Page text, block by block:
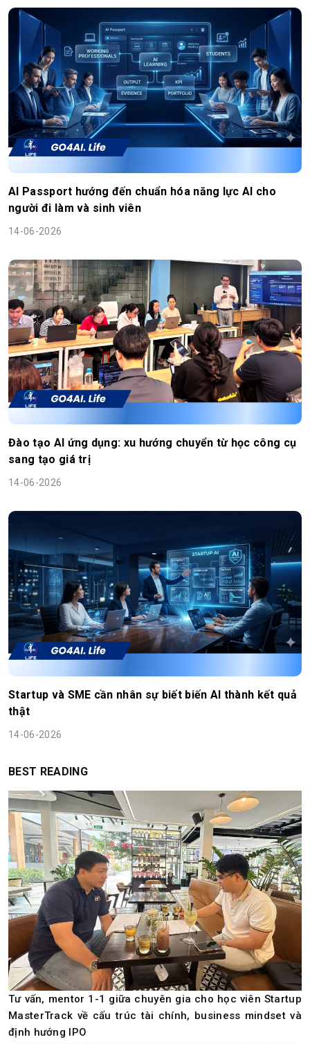
AI Passport hướng đến chuẩn hóa năng lực AI cho
người đi làm và sinh viên
14-06-2026
Đào tạo AI ứng dụng: xu hướng chuyển từ học công cụ
sang tạo giá trị
14-06-2026
Startup và SME cần nhân sự biết biến AI thành kết quả
thật
14-06-2026
BEST READING
Tư vấn, mentor 1-1 giữa chuyên gia cho học viên Startup
MasterTrack về cấu trúc tài chính, business mindset và
định hướng IPO